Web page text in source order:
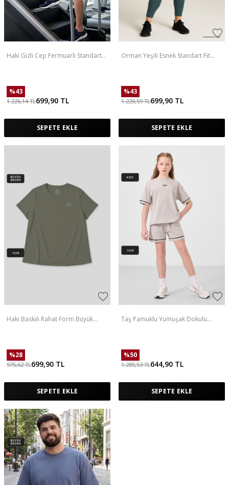
Haki Gizli Cep Fermuarlı Standart
%43
1.226,14TL699,90 TL
SEPETE EKLE
Orman Yeşili Esnek Standart Fit
%43
1.220,59TL699,90 TL
SEPETE EKLE
Haki Baskılı Rahat Form Büyük
%28
975,62TL699,90 TL
SEPETE EKLE
Taş Pamuklu Yumuşak Dokulu
%50
1.285,53TL644,90 TL
SEPETE EKLE